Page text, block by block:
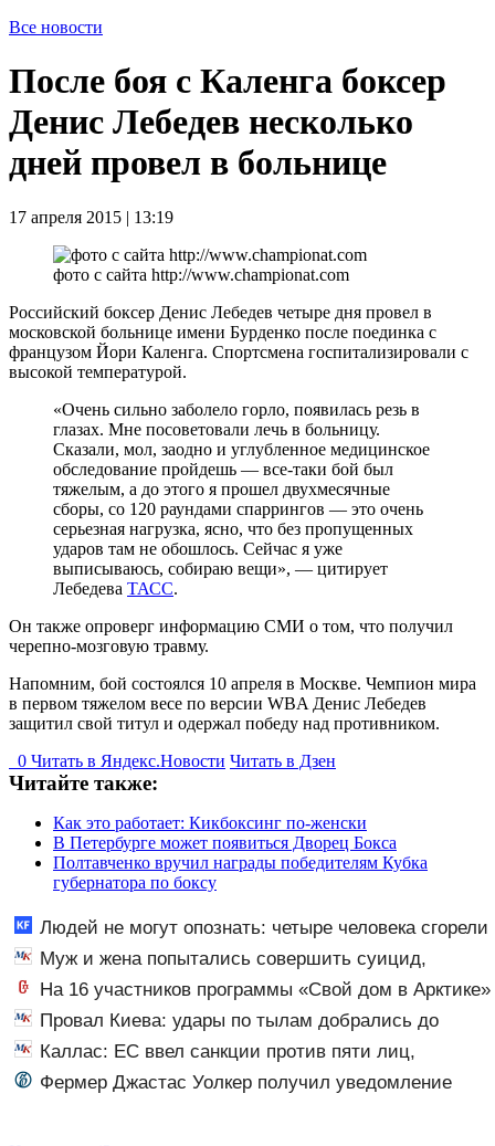
Все новости
После боя с Каленга боксер
Денис Лебедев несколько
дней провел в больнице
17 апреля 2015 | 13:19
фото с сайта http://www.championat.com
Российский боксер Денис Лебедев четыре дня провел в
московской больнице имени Бурденко после поединка с
французом Йори Каленга. Спортсмена госпитализировали с
высокой температурой.
«Очень сильно заболело горло, появилась резь в
глазах. Мне посоветовали лечь в больницу.
Сказали, мол, заодно и углубленное медицинское
обследование пройдешь — все-таки бой был
тяжелым, а до этого я прошел двухмесячные
сборы, со 120 раундами спаррингов — это очень
серьезная нагрузка, ясно, что без пропущенных
ударов там не обошлось. Сейчас я уже
выписываюсь, собираю вещи», — цитирует
Лебедева ТАСС.
Он также опроверг информацию СМИ о том, что получил
черепно-мозговую травму.
Напомним, бой состоялся 10 апреля в Москве. Чемпион мира
в первом тяжелом весе по версии WBA Денис Лебедев
защитил свой титул и одержал победу над противником.
0 Читать в Яндекс.Новости Читать в Дзен
Читайте также:
Как это работает: Кикбоксинг по-женски
В Петербурге может появиться Дворец Бокса
Полтавченко вручил награды победителям Кубка
губернатора по боксу
Людей не могут опознать: четыре человека сгорели
заживо в страшном ДТП на трассе 07/08/2026 –
Новости
Муж и жена попытались совершить суицид,
предупредив оперативные службы
На 16 участников программы «Свой дом в Арктике»
подали в суд
Провал Киева: удары по тылам добрались до
Зеленского быстрее, чем до России
Каллас: ЕС ввел санкции против пяти лиц,
связанных с ОПК России
Фермер Джастас Уолкер получил уведомление